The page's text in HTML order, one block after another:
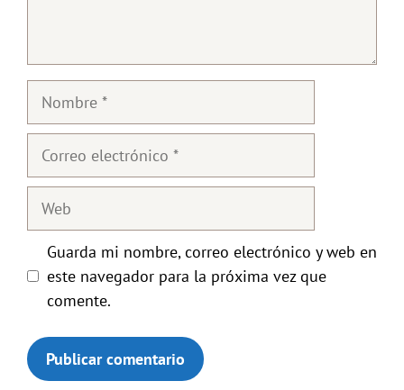
Guarda mi nombre, correo electrónico y web en
este navegador para la próxima vez que
comente.